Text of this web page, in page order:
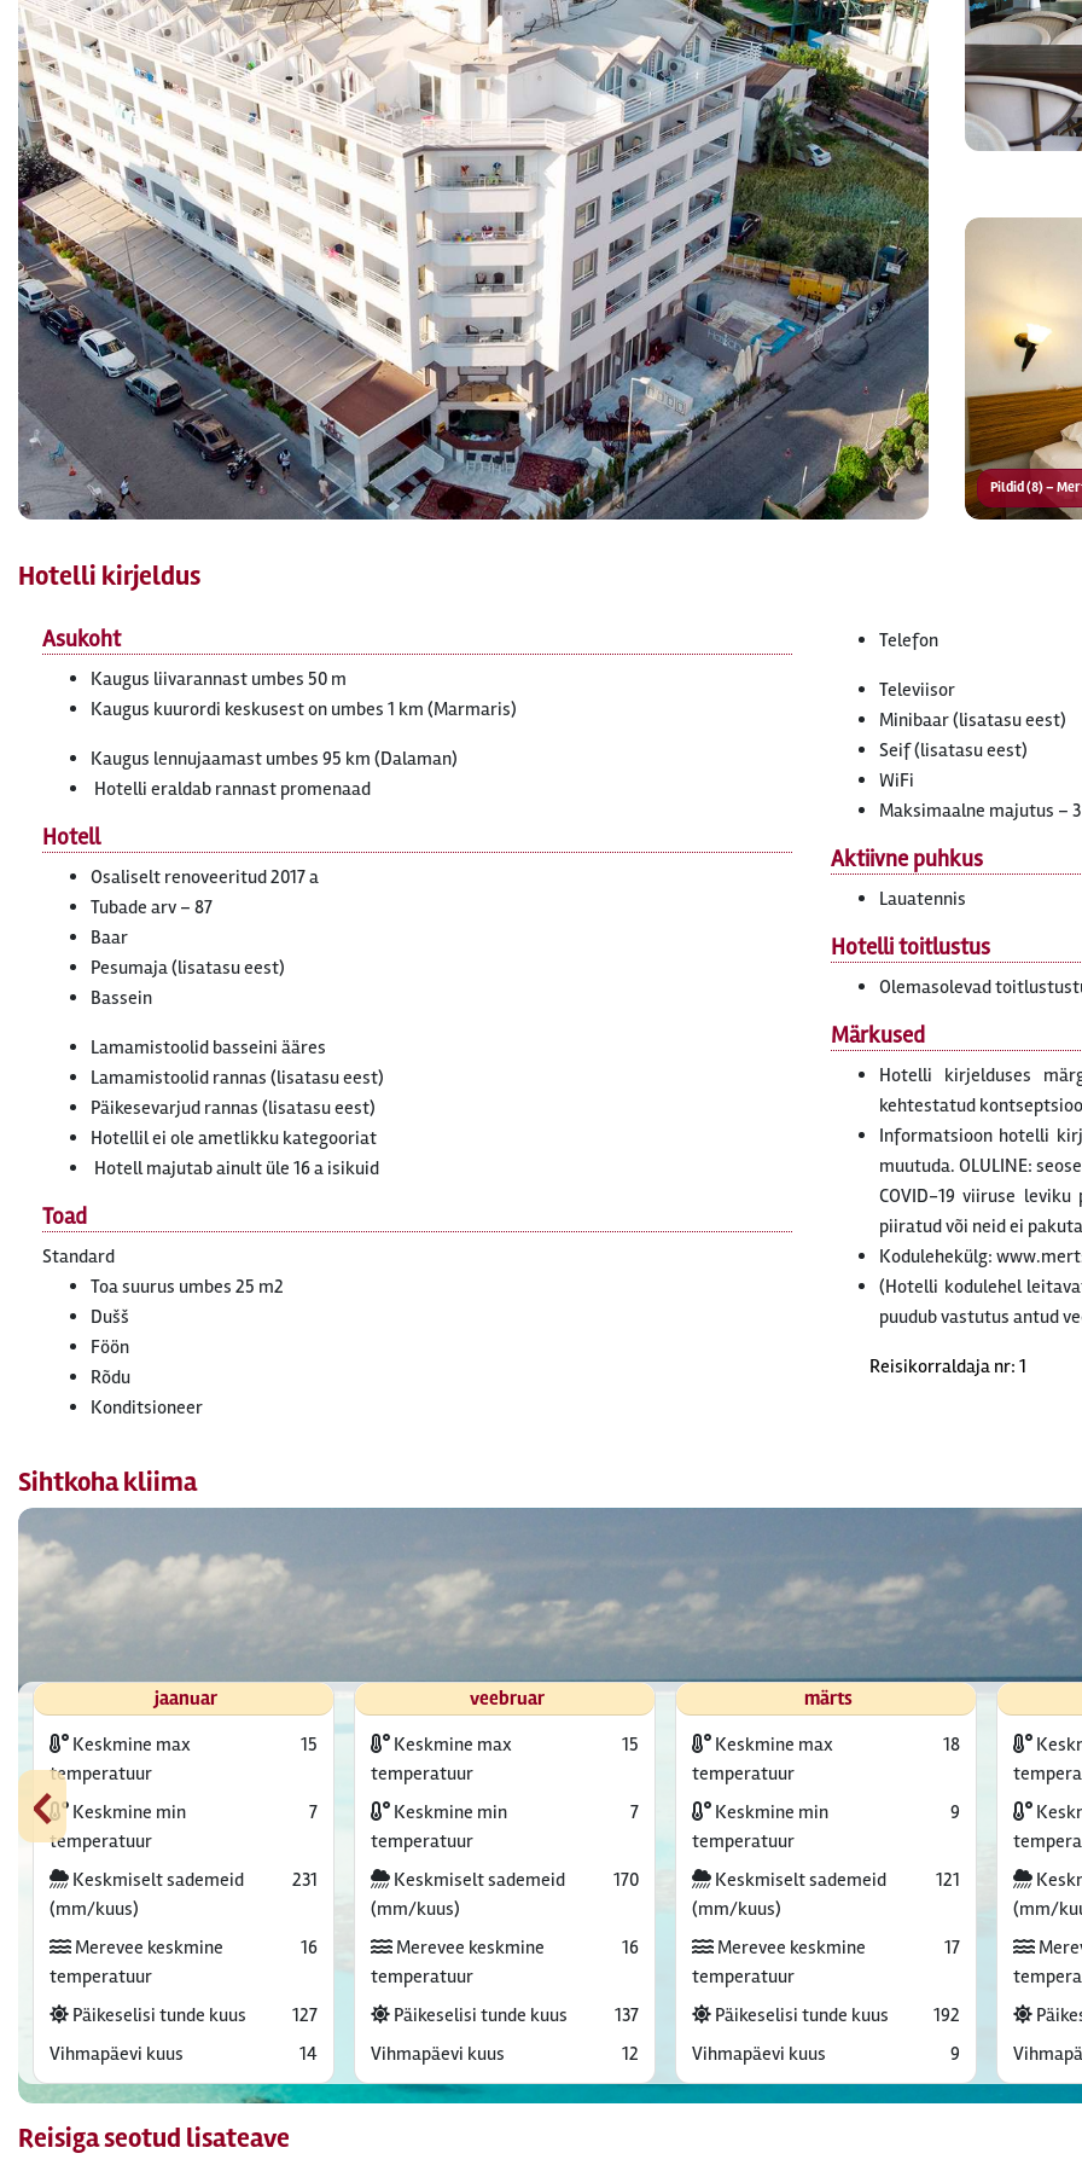
Pildid (8) –
Hotelli kirjeldus
Asukoht
Kaugus liivarannast umbes 50 m
Kaugus kuurordi keskusest on umbes 1 km (Marmaris)
Kaugus lennujaamast umbes 95 km (Dalaman)
Hotelli eraldab rannast promenaad
Hotell
Osaliselt renoveeritud 2017 a
Tubade arv – 87
Baar
Pesumaja (lisatasu eest)
Bassein
Lamamistoolid basseini ääres
Lamamistoolid rannas (lisatasu eest)
Päikesevarjud rannas (lisatasu eest)
Hotellil ei ole ametlikku kategooriat
Hotell majutab ainult üle 16 a isikuid
Toad
Standard
Toa suurus umbes 25 m2
Dušš
Föön
Rõdu
Konditsioneer
Telefon
Televiisor
Minibaar (lisatasu eest)
Seif (lisatasu eest)
WiFi
Maksimaalne majutus – 3
Aktiivne puhkus
Lauatennis
Hotelli toitlustus
Olemasolevad
Märkused
Hotelli kirjelduses
kehtestatud
Informatsioon hotelli
muutuda. OLULINE:
COVID-19 viiruse
piiratud või neid ei
Kodulehekülg:
(Hotelli kodulehel
puudub vastutus antud
Reisikorraldaja nr: 1
Sihtkoha kliima
‹
jaanuar
Keskmine max
temperatuur
15
Keskmine min
temperatuur
7
Keskmiselt sademeid
(mm/kuus)
231
Merevee keskmine
temperatuur
16
Päikeselisi tunde kuus
127
Vihmapäevi kuus
14
veebruar
Keskmine max
temperatuur
15
Keskmine min
temperatuur
7
Keskmiselt sademeid
(mm/kuus)
170
Merevee keskmine
temperatuur
16
Päikeselisi tunde kuus
137
Vihmapäevi kuus
12
märts
Keskmine max
temperatuur
18
Keskmine min
temperatuur
9
Keskmiselt sademeid
(mm/kuus)
121
Merevee keskmine
temperatuur
17
Päikeselisi tunde kuus
192
Vihmapäevi kuus
9
(mm/
Reisiga seotud lisateave